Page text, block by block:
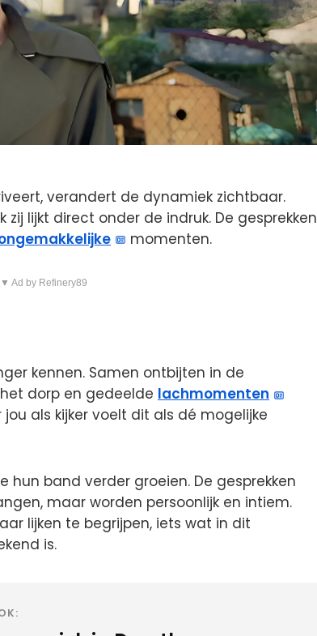
verandert de dynamiek zichtbaar.
zij lijkt direct onder de indruk. De gesprekken
momenten.
▼ Ad by Refinery89
kennen. Samen ontbijten in de
dorp en gedeelde lachmomenten
als kijker voelt dit als dé mogelijke
hun band verder groeien. De gesprekken
maar worden persoonlijk en intiem.
lijken te begrijpen, iets wat in dit
is.